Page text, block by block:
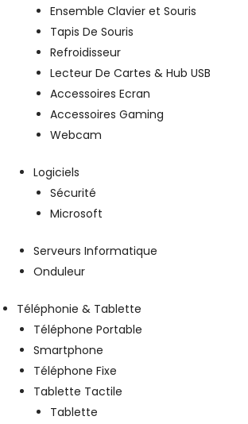
Ensemble Clavier et Souris
Tapis De Souris
Refroidisseur
Lecteur De Cartes & Hub USB
Accessoires Ecran
Accessoires Gaming
Webcam
Logiciels
Sécurité
Microsoft
Serveurs Informatique
Onduleur
Téléphonie & Tablette
Téléphone Portable
Smartphone
Téléphone Fixe
Tablette Tactile
Tablette